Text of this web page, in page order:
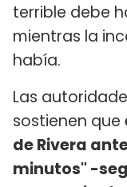
terrible debe
mientras la
había.
Las
sostienen que
de Rivera
minutos" -